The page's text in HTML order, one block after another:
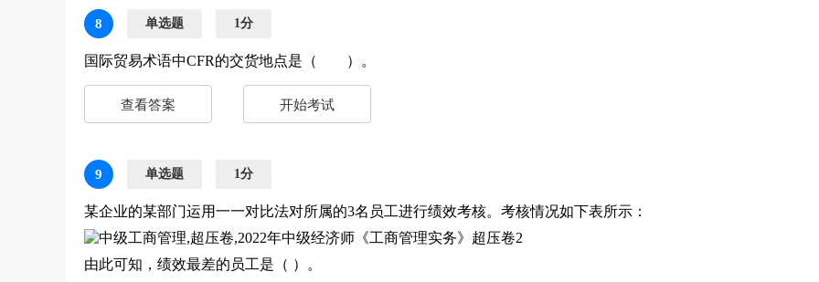
8 单选题 1分
国际贸易术语中CFR的交货地点是（ ）。
查看答案 开始考试
9 单选题 1分
某企业的某部门运用一一对比法对所属的3名员工进行绩效考核。考核情况如下表所示：
由此可知，绩效最差的员工是（ ）。